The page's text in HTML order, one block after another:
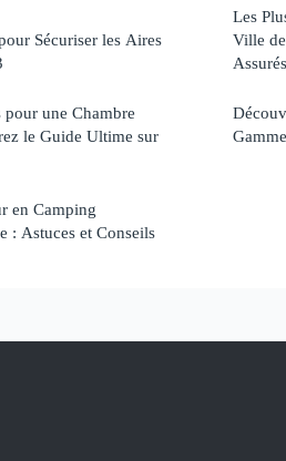
Sécuriser les Aires
une Chambre
le Guide Ultime sur
en Camping
: Astuces et Conseils
Les
Ville
Assurés